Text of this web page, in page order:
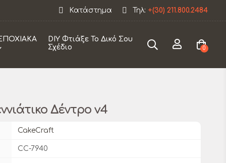
εταιρεία θα παραμείνει κλειστεί από 12/08 εως 30/
Κατάστημα Τηλ: +(30) 211.800.2484
DIY Φτιάξε Το Δικό Σου
Σχέδιο
0
Δέντρο v4
CakeCraft
CC-7940